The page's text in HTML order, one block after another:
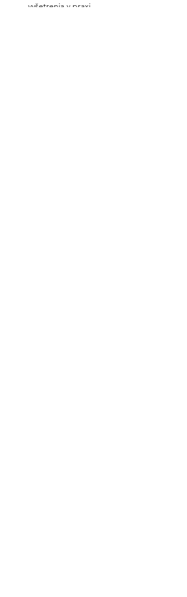
vyšetrenia v praxi